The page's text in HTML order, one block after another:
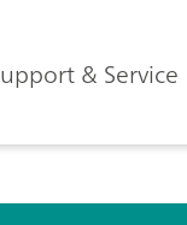
& Service